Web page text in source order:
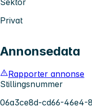
Sektor
Privat
Annonsedata
Rapporter annonse
Stillingsnummer
06a3ce8d-cd66-46e4-